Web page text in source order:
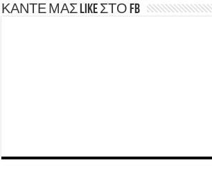
ΚΑΝΤΕ ΜΑΣ LIKE ΣΤΟ FB